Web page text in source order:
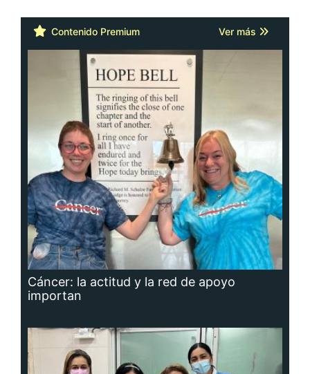
Contenido Premium Ver más
Cáncer: la actitud y la red de apoyo
importan